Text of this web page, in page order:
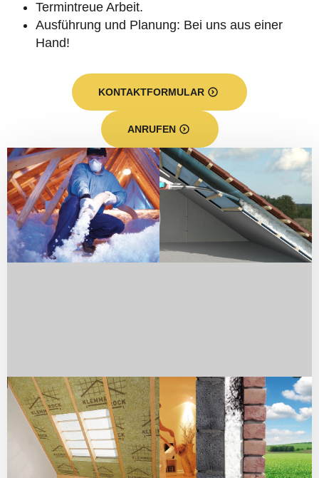
Termintreue Arbeit.
Ausführung und Planung: Bei uns aus einer
Hand!
KONTAKTFORMULAR
ANRUFEN